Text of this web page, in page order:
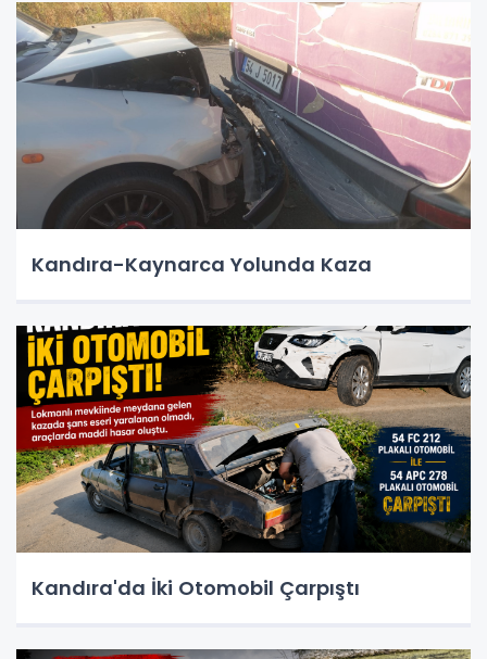
Kandıra-Kaynarca Yolunda Kaza
Kandıra'da İki Otomobil Çarpıştı